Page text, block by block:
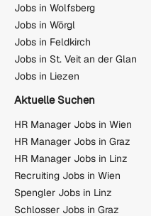
Jobs in Wolfsberg
Jobs in Wörgl
Jobs in Feldkirch
Jobs in St. Veit an der Glan
Jobs in Liezen
Aktuelle Suchen
HR Manager Jobs in Wien
HR Manager Jobs in Graz
HR Manager Jobs in Linz
Recruiting Jobs in Wien
Spengler Jobs in Linz
Schlosser Jobs in Graz